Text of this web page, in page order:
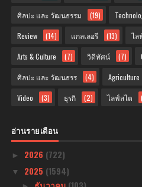
ศิลปะ และ วัฒนธรรม (19)
Review (14) แกลเลอรี (13) ไล
Arts & Culture (7) วิดีทัศน์ (7)
ศิลปะ และ วัฒนธรร (4) Agriculture
Video (3) ธุรกิ (2) ไลฟ์สไต
อ่านรายเดือน
► 2026 (722)
▼ 2025 (1594)